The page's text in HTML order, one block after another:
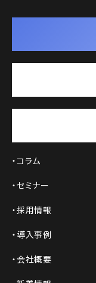
コラム
セミナー
採用情報
導入事例
会社概要